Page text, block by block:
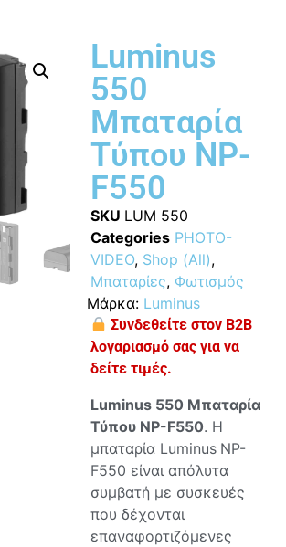
Luminus
550
Μπαταρία
Τύπου NP-
F550
SKU LUM 550
Categories PHOTO-
VIDEO, Shop (All),
Μπαταρίες, Φωτισμός
Μάρκα: Luminus
Συνδεθείτε στον B2B
λογαριασμό σας για να
δείτε τιμές.
Luminus 550 Μπαταρία
Τύπου NP-F550. Η
μπαταρία Luminus NP-
F550 είναι απόλυτα
συμβατή με συσκευές
που δέχονται
επαναφορτιζόμενες